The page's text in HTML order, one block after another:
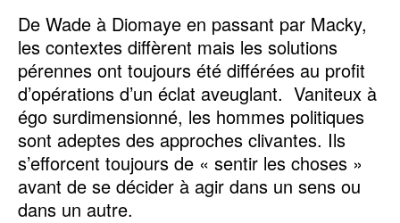
De Wade à Diomaye en passant par Macky,
les contextes diffèrent mais les solutions
pérennes ont toujours été différées au profit
d’opérations d’un éclat aveuglant. Vaniteux à
égo surdimensionné, les hommes politiques
sont adeptes des approches clivantes. Ils
s’efforcent toujours de « sentir les choses »
avant de se décider à agir dans un sens ou
dans un autre.